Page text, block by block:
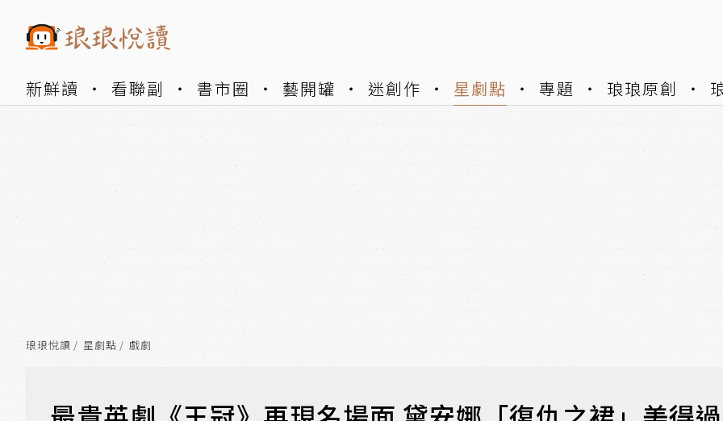
新鮮讀 看聯副 書市圈 藝開罐 迷創作 星劇點 專題 琅琅原創
琅琅悅讀 星劇點 戲劇